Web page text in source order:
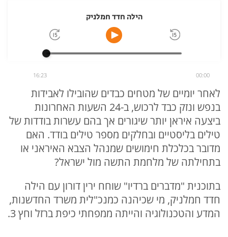
הילה חדד חמלניק
00:00
16:23
לאחר יומיים של מטחים כבדים שהובילו לאבידות
בנפש ונזק כבד לרכוש, ב-24 השעות האחרונות
ביצעה איראן יותר שיגורים אך בהם עשרות בודדות של
טילים בליסטיים ובחלקים מספר טילים בודד. האם
מדובר בכלכלת חימושים שמנהל הצבא האיראני או
בתחילתה של מלחמת התשה מול ישראל?
בתוכנית "מדברים ברדיו" שוחח ירין דורון עם הילה
חדד חמלניק, מי שכיהנה כמנכ"לית משרד החדשנות,
המדע והטכנולוגיה והייתה ממפחתי כיפת ברזל וחץ 3.